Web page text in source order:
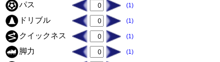
パス (1)
ドリブル (1)
クイックネス (1)
脚力 (1)